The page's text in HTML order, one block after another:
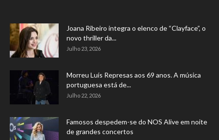
Joana Ribeiro integra o elenco de “Clayface”, o
novo thriller da...
Julho 23, 2026
Morreu Luís Represas aos 69 anos. A música
portuguesa está de...
Julho 22, 2026
Famosos despedem-se do NOS Alive em noite
de grandes concertos